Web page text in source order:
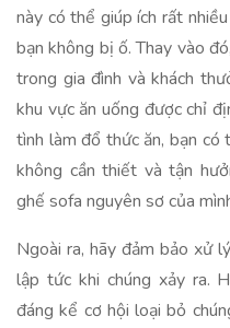
này có thể giúp ích rất
bạn không bị ố. Thay vào
trong gia đình và khách
khu vực ăn uống được chỉ
tình làm đổ thức ăn, bạn có
không cần thiết và tận
ghế sofa nguyên sơ của
Ngoài ra, hãy đảm bảo xử
lập tức khi chúng xảy ra.
đáng kể cơ hội loại bỏ